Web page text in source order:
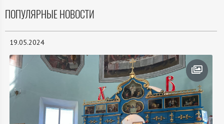
ПОПУЛЯРНЫЕ НОВОСТИ
19.05.2024